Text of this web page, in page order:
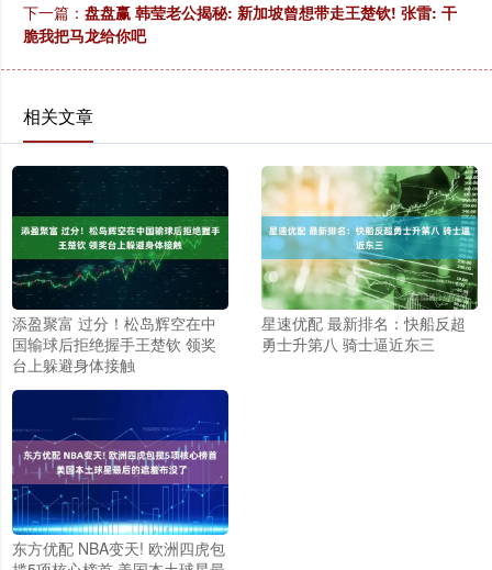
下一篇： 盘盘赢 韩莹老公揭秘: 新加坡曾想带走王楚钦! 张雷: 干
脆我把马龙给你吧
相关文章
添盈聚富 过分！松岛辉空在中
国输球后拒绝握手王楚钦 领奖
台上躲避身体接触
星速优配 最新排名：快船反超
勇士升第八 骑士逼近东三
东方优配 NBA变天! 欧洲四虎包